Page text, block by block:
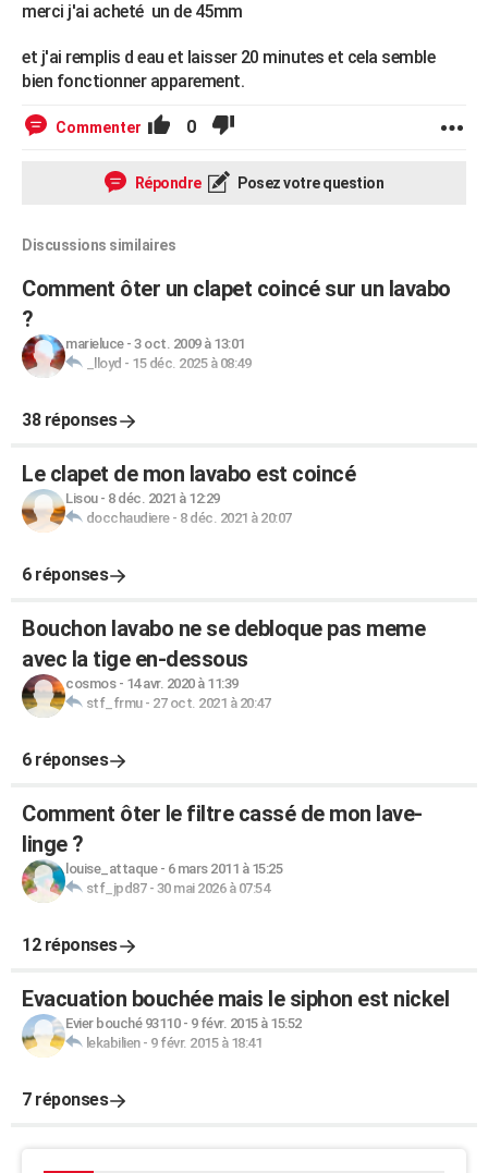
merci j'ai acheté un de 45mm
et j'ai remplis d eau et laisser 20 minutes et cela semble
bien fonctionner apparement.
Commenter 0
Répondre Posez votre question
Discussions similaires
Comment ôter un clapet coincé sur un lavabo
?
marieluce- 3 oct. 2009 à 13:01
_lloyd - 15 déc. 2025 à 08:49
38 réponses
Le clapet de mon lavabo est coincé
Lisou- 8 déc. 2021 à 12:29
docchaudiere- 8 déc. 2021 à 20:07
6 réponses
Bouchon lavabo ne se debloque pas meme
avec la tige en-dessous
cosmos- 14 avr. 2020 à 11:39
stf_frmu- 27 oct. 2021 à 20:47
6 réponses
Comment ôter le filtre cassé de mon lave-
linge ?
louise_attaque- 6 mars 2011 à 15:25
stf_jpd87- 30 mai 2026 à 07:54
12 réponses
Evacuation bouchée mais le siphon est nickel
Evier bouché 93110- 9 févr. 2015 à 15:52
lekabilien- 9 févr. 2015 à 18:41
7 réponses